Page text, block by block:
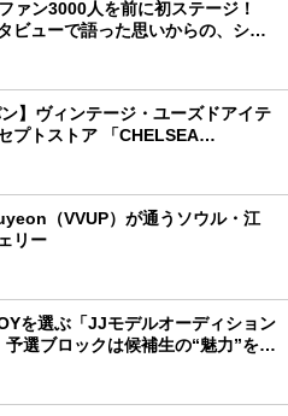
ァン3000人を前に初ステージ！
ビューで語った思いからの、ショ
！
ン】ヴィンテージ・ユーズドアイテ
プトストア 「CHELSEA
生
（VVUP）が通うソウル・江
リー
を選ぶ「JJモデルオーディション
選ブロックは候補生の“魅力”を重
に変わります